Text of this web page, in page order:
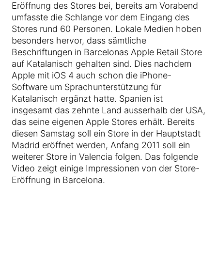
Eröffnung des Stores bei, bereits am Vorabend
umfasste die Schlange vor dem Eingang des
Stores rund 60 Personen. Lokale Medien hoben
besonders hervor, dass sämtliche
Beschriftungen in Barcelonas Apple Retail Store
auf Katalanisch gehalten sind. Dies nachdem
Apple mit iOS 4 auch schon die iPhone-
Software um Sprachunterstützung für
Katalanisch ergänzt hatte. Spanien ist
insgesamt das zehnte Land ausserhalb der USA,
das seine eigenen Apple Stores erhält. Bereits
diesen Samstag soll ein Store in der Hauptstadt
Madrid eröffnet werden, Anfang 2011 soll ein
weiterer Store in Valencia folgen. Das folgende
Video zeigt einige Impressionen von der Store-
Eröffnung in Barcelona.